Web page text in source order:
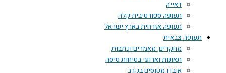
דאייה
תעופה ספורטיבית קלה
תעופה אזרחית בארץ ישראל
תעופה צבאית
מחקרים, מאמרים וכתבות
תאונות וארועי בטיחות טיסה